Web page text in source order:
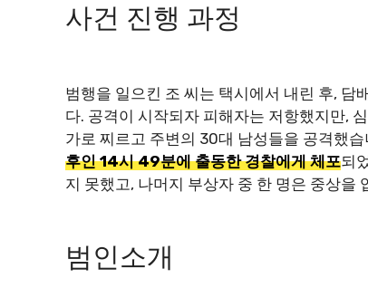
사건 진행 과정
범행을 일으킨 조 씨는 택시에서 내린 후, 담
다. 공격이 시작되자 피해자는 저항했지만,
가로 찌르고 주변의 30대 남성들을 공격했
후인 14시 49분에 출동한 경찰에게 체포되
지 못했고, 나머지 부상자 중 한 명은 중상을
범인소개